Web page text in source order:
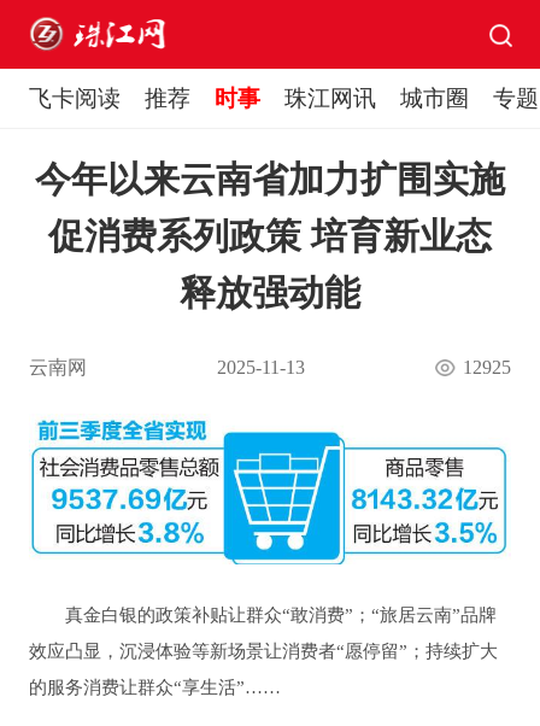
飞卡阅读 推荐 时事 珠江网讯 城市圈 专题
今年以来云南省加力扩围实施
促消费系列政策 培育新业态
释放强动能
云南网 2025-11-13 12925
真金白银的政策补贴让群众“敢消费”；“旅居云南”品牌
效应凸显，沉浸体验等新场景让消费者“愿停留”；持续扩大
的服务消费让群众“享生活”……